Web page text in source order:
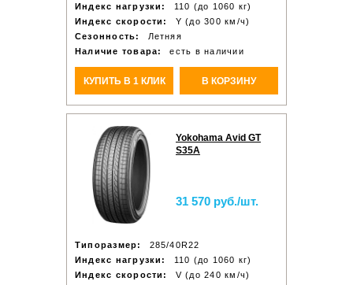
Индекс нагрузки:
110 (до 1060 кг)
Индекс скорости:
Y (до 300 км/ч)
Сезонность:
Летняя
Наличие товара:
есть в наличии
КУПИТЬ В 1 КЛИК В КОРЗИНУ
Yokohama Avid GT
S35A
31 570 руб./шт.
Типоразмер:
285/40R22
Индекс нагрузки:
110 (до 1060 кг)
Индекс скорости:
V (до 240 км/ч)